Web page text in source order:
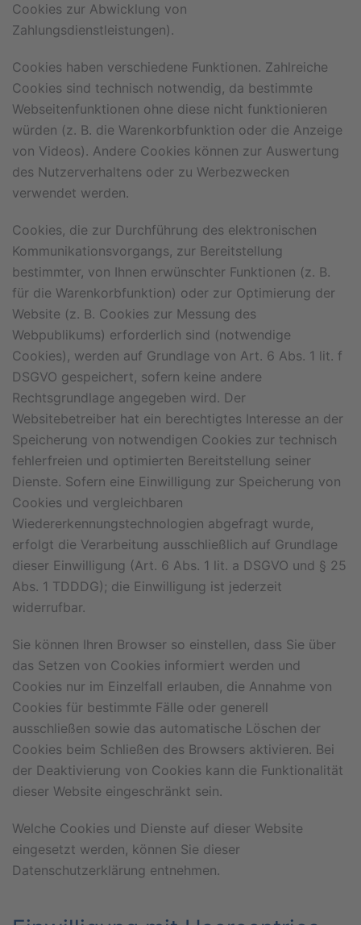
Cookies zur Abwicklung von
Zahlungsdienstleistungen).
Cookies haben verschiedene Funktionen. Zahlreiche
Cookies sind technisch notwendig, da bestimmte
Webseitenfunktionen ohne diese nicht funktionieren
würden (z. B. die Warenkorbfunktion oder die Anzeige
von Videos). Andere Cookies können zur Auswertung
des Nutzerverhaltens oder zu Werbezwecken
verwendet werden.
Cookies, die zur Durchführung des elektronischen
Kommunikationsvorgangs, zur Bereitstellung
bestimmter, von Ihnen erwünschter Funktionen (z. B.
für die Warenkorbfunktion) oder zur Optimierung der
Website (z. B. Cookies zur Messung des
Webpublikums) erforderlich sind (notwendige
Cookies), werden auf Grundlage von Art. 6 Abs. 1 lit. f
DSGVO gespeichert, sofern keine andere
Rechtsgrundlage angegeben wird. Der
Websitebetreiber hat ein berechtigtes Interesse an der
Speicherung von notwendigen Cookies zur technisch
fehlerfreien und optimierten Bereitstellung seiner
Dienste. Sofern eine Einwilligung zur Speicherung von
Cookies und vergleichbaren
Wiedererkennungstechnologien abgefragt wurde,
erfolgt die Verarbeitung ausschließlich auf Grundlage
dieser Einwilligung (Art. 6 Abs. 1 lit. a DSGVO und § 25
Abs. 1 TDDDG); die Einwilligung ist jederzeit
widerrufbar.
Sie können Ihren Browser so einstellen, dass Sie über
das Setzen von Cookies informiert werden und
Cookies nur im Einzelfall erlauben, die Annahme von
Cookies für bestimmte Fälle oder generell
ausschließen sowie das automatische Löschen der
Cookies beim Schließen des Browsers aktivieren. Bei
der Deaktivierung von Cookies kann die Funktionalität
dieser Website eingeschränkt sein.
Welche Cookies und Dienste auf dieser Website
eingesetzt werden, können Sie dieser
Datenschutzerklärung entnehmen.